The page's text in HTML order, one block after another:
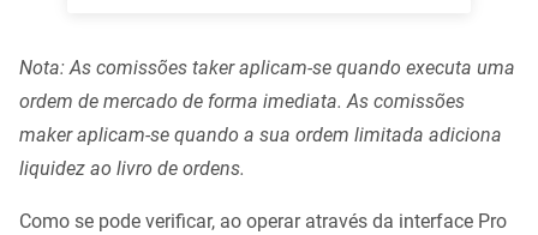
Nota: As comissões taker aplicam-se quando executa uma
ordem de mercado de forma imediata. As comissões
maker aplicam-se quando a sua ordem limitada adiciona
liquidez ao livro de ordens.
Como se pode verificar, ao operar através da interface Pro